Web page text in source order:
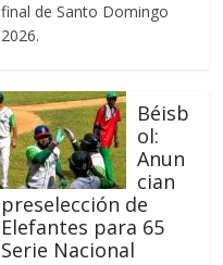
final de Santo Domingo
2026.
Béisb
ol:
Anun
cian
preselección de
Elefantes para 65
Serie Nacional